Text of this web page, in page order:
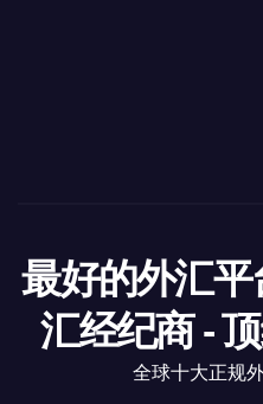
最好的外汇平
汇经纪商 -
全球十大正规